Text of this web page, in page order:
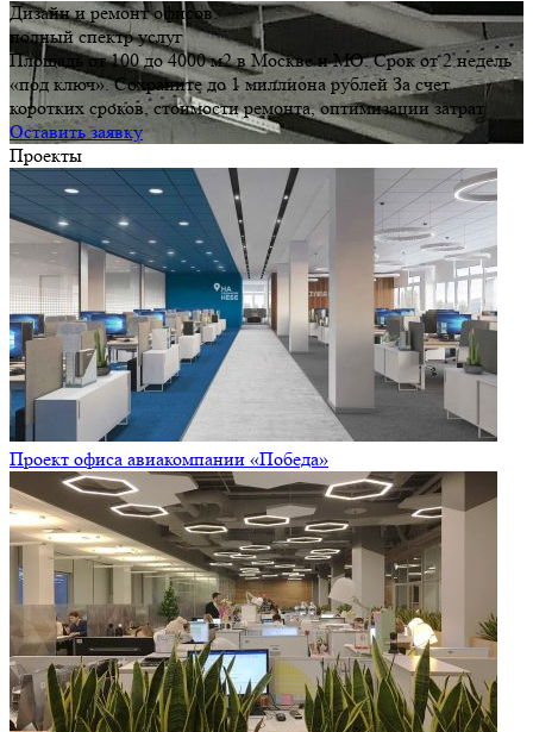
Дизайн и ремонт офисов:
полный спектр услуг
Площадь от 100 до 4000 м2 в Москве и МО. Срок от 2 недель
«под ключ». Сохраните до 1 миллиона рублей За счет
коротких сроков, стоимости ремонта, оптимизации затрат
Оставить заявку
Проекты
Проект офиса авиакомпании «Победа»